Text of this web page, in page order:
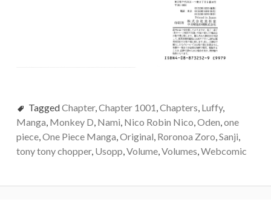
TaggedChapter,Chapter 1001,Chapters, Luffy,
Manga, Monkey D, Nami, Nico Robin Nico,Oden,one
piece,One Piece Manga,Original, Roronoa Zoro,Sanji,
tony tony chopper, Usopp,Volume,Volumes,Webcomic